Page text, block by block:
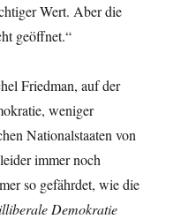
Wert. Aber die
geöffnet.“
Friedman, auf der
weniger
Nationalstaaten von
immer noch
so gefährdet, wie die
Demokratie